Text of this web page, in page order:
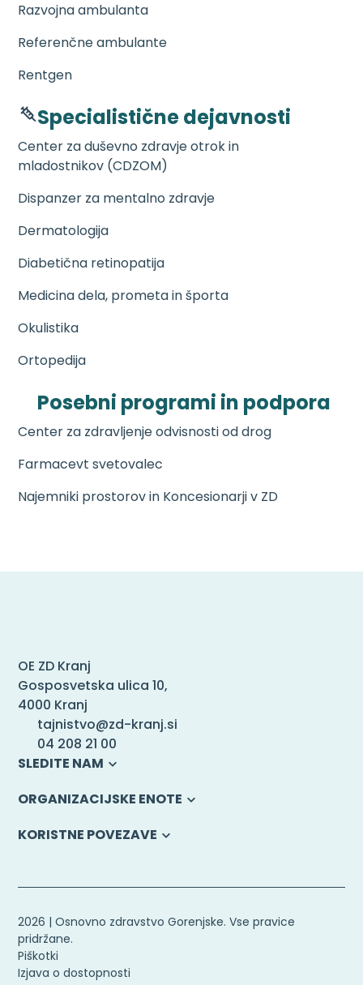
Razvojna ambulanta
Referenčne ambulante
Rentgen
Specialistične dejavnosti
Center za duševno zdravje otrok in
mladostnikov (CDZOM)
Dispanzer za mentalno zdravje
Dermatologija
Diabetična retinopatija
Medicina dela, prometa in športa
Okulistika
Ortopedija
Posebni programi in podpora
Center za zdravljenje odvisnosti od drog
Farmacevt svetovalec
Najemniki prostorov in Koncesionarji v ZD
OE ZD Kranj
Gosposvetska ulica 10,
4000 Kranj
tajnistvo@zd-kranj.si
04 208 21 00
SLEDITE NAM
ORGANIZACIJSKE ENOTE
KORISTNE POVEZAVE
2026 | Osnovno zdravstvo Gorenjske. Vse pravice
pridržane.
Piškotki
Izjava o dostopnosti